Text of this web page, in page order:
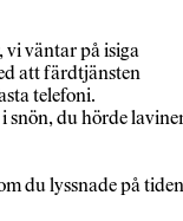
vi väntar på isiga
att färdtjänsten
telefoni.
snön, du hörde
du lyssnade på